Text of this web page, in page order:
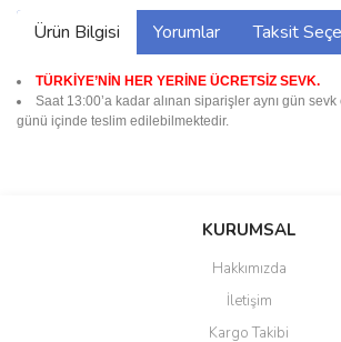
Ürün Bilgisi Yorumlar Taksit
TÜRKİYE’NİN HER YERİNE ÜCRETSİZ SEVK.
Saat 13:00’a kadar alınan siparişler aynı gün
günü içinde teslim edilebilmektedir.
Bu ürüne ilk yorumu siz yapın!
Yorum Yaz
Ürün resmi kalitesiz, bozuk veya
KURUMSAL
Hakkımızda
İletişim
Kargo Takibi